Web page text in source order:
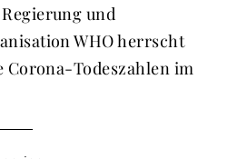
und
WHO herrscht
Todeszahlen im